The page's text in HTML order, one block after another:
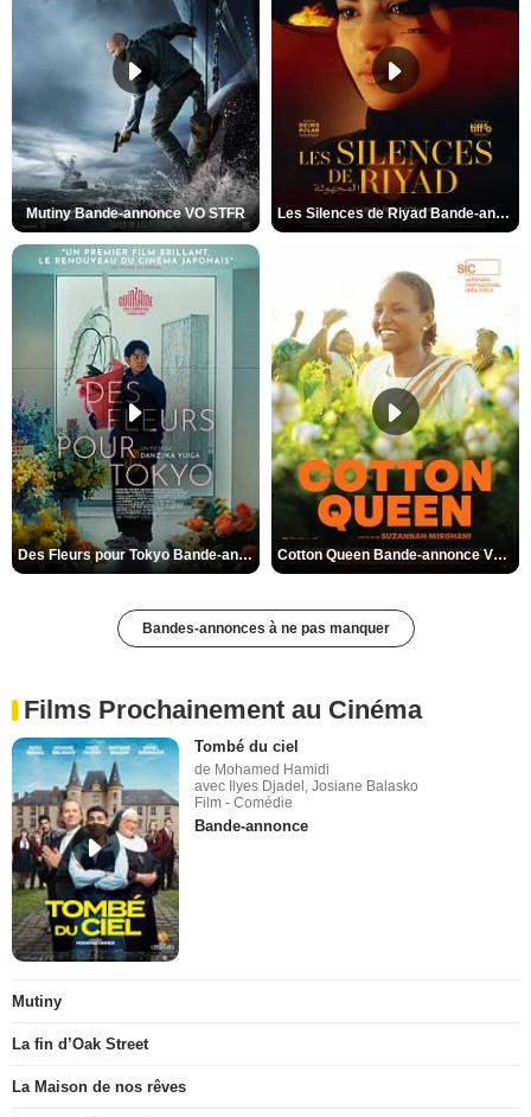
Mutiny Bande-annonce VO STFR Les Silences de Riyad Bande-annonce VO STFR
Des Fleurs pour Tokyo Bande-annonce VO STFR Cotton Queen Bande-annonce VO STFR
Bandes-annonces à ne pas manquer
Films Prochainement au Cinéma
Tombé du ciel
de Mohamed Hamidi
avec Ilyes Djadel, Josiane Balasko
Film - Comédie
Bande-annonce
Mutiny
La fin d’Oak Street
La Maison de nos rêves